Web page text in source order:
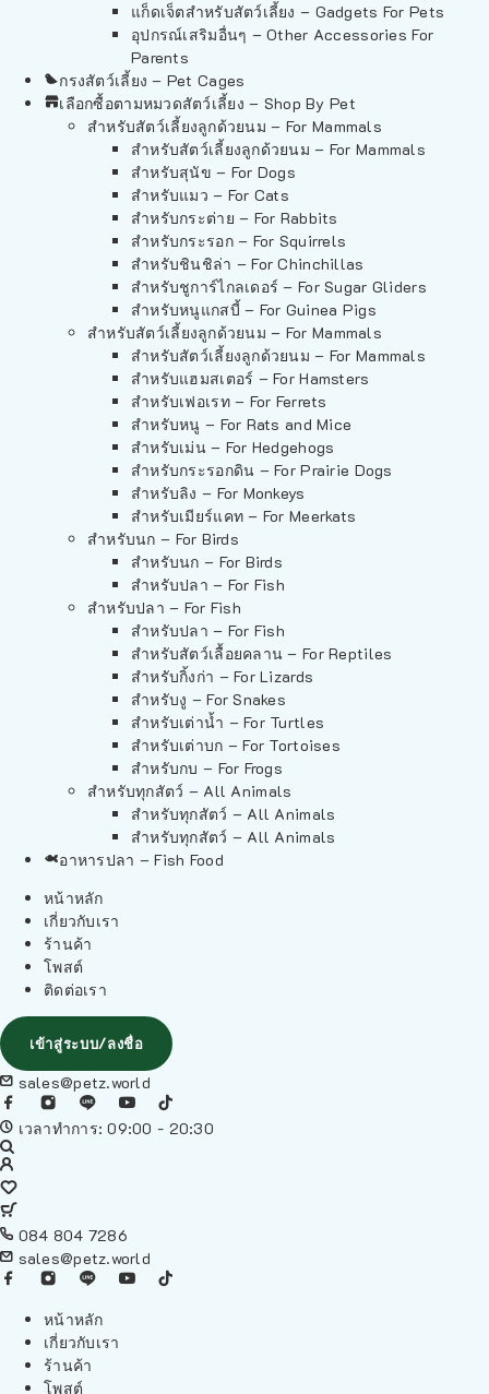
แก็ดเจ็ตสำหรับสัตว์เลี้ยง – Gadgets For Pets
อุปกรณ์เสริมอื่นๆ – Other Accessories For
Parents
กรงสัตว์เลี้ยง – Pet Cages
เลือกซื้อตามหมวดสัตว์เลี้ยง – Shop By Pet
สำหรับสัตว์เลี้ยงลูกด้วยนม – For Mammals
สำหรับสัตว์เลี้ยงลูกด้วยนม – For Mammals
สำหรับสุนัข – For Dogs
สำหรับแมว – For Cats
สำหรับกระต่าย – For Rabbits
สำหรับกระรอก – For Squirrels
สำหรับชินชิล่า – For Chinchillas
สำหรับชูการ์ไกลเดอร์ – For Sugar Gliders
สำหรับหนูแกสบี้ – For Guinea Pigs
สำหรับสัตว์เลี้ยงลูกด้วยนม – For Mammals
สำหรับสัตว์เลี้ยงลูกด้วยนม – For Mammals
สำหรับแฮมสเตอร์ – For Hamsters
สำหรับเฟอเรท – For Ferrets
สำหรับหนู – For Rats and Mice
สำหรับเม่น – For Hedgehogs
สำหรับกระรอกดิน – For Prairie Dogs
สำหรับลิง – For Monkeys
สำหรับเมียร์แคท – For Meerkats
สำหรับนก – For Birds
สำหรับนก – For Birds
สำหรับปลา – For Fish
สำหรับปลา – For Fish
สำหรับปลา – For Fish
สำหรับสัตว์เลื้อยคลาน – For Reptiles
สำหรับกิ้งก่า – For Lizards
สำหรับงู – For Snakes
สำหรับเต่าน้ำ – For Turtles
สำหรับเต่าบก – For Tortoises
สำหรับกบ – For Frogs
สำหรับทุกสัตว์ – All Animals
สำหรับทุกสัตว์ – All Animals
สำหรับทุกสัตว์ – All Animals
อาหารปลา – Fish Food
หน้าหลัก
เกี่ยวกับเรา
ร้านค้า
โพสต์
ติดต่อเรา
เข้าสู่ระบบ/ลงชื่อ
sales@petz.world
เวลาทำการ: 09:00 - 20:30
084 804 7286
sales@petz.world
หน้าหลัก
เกี่ยวกับเรา
ร้านค้า
โพสต์